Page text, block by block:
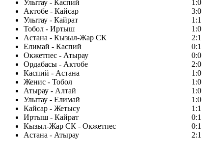
Улытау - Каспий
1:0
Актобе - Кайсар
3:0
Улытау - Кайрат
1:1
Тобол - Иртыш
1:0
Астана - Кызыл-Жар СК
2:1
Елимай - Каспий
0:1
Окжетпес - Атырау
0:0
Ордабасы - Актобе
2:0
Каспий - Астана
1:0
Женис - Тобол
1:0
Атырау - Алтай
1:0
Улытау - Елимай
1:0
Кайсар - Жетысу
1:1
Иртыш - Кайрат
0:1
Кызыл-Жар СК - Окжетпес
0:1
Астана - Атырау
2:1